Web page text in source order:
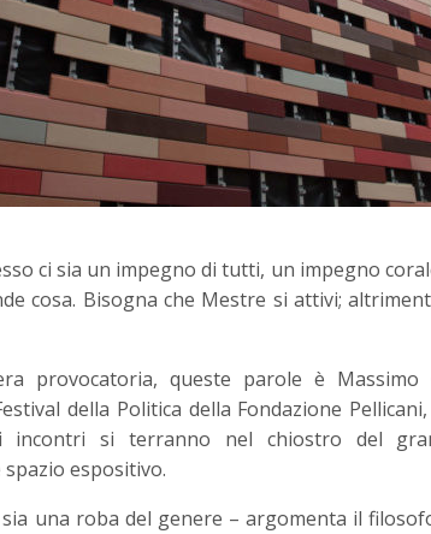
ci sia un impegno di tutti, un impegno
cosa. Bisogna che Mestre si attivi;
provocatoria, queste parole è Massimo
della Politica della Fondazione
incontri si terranno nel chiostro del
espositivo.
sia una roba del genere – argomenta il